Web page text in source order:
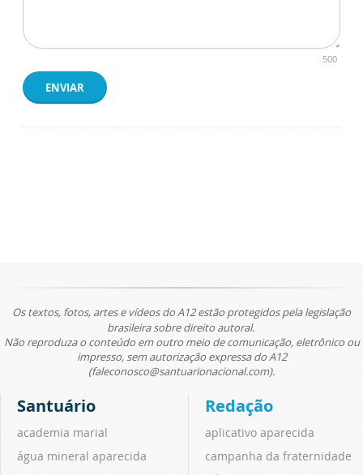
500
ENVIAR
Os textos, fotos, artes e vídeos do A12 estão protegidos pela legislação
brasileira sobre direito autoral.
Não reproduza o conteúdo em outro meio de comunicação, eletrônico ou
impresso, sem autorização expressa do A12
(faleconosco@santuarionacional.com).
Santuário
academia marial
água mineral aparecida
Redação
aplicativo aparecida
campanha da fraternidade